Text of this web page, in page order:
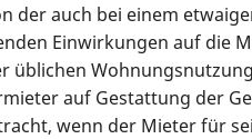
der auch bei einem
Einwirkungen auf die
üblichen
auf Gestattung der
wenn der Mieter für